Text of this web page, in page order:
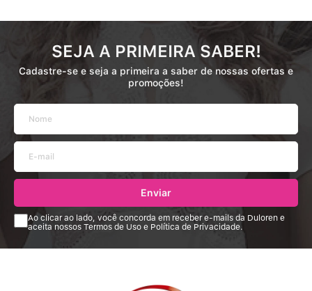
SEJA A PRIMEIRA SABER!
Cadastre-se e seja a primeira a saber de nossas ofertas e
promoções!
Enviar
Ao clicar ao lado, você concorda em receber e-mails da Duloren e
aceita nossos Termos de Uso e Política de Privacidade.